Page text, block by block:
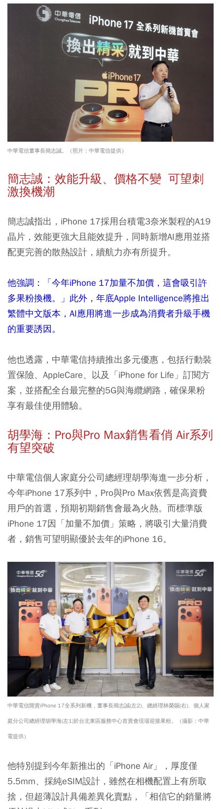
中華電信董事長簡志誠。（照片：中華電信提供）
簡志誠：效能升級、價格不變 可望刺
激換機潮
簡志誠指出，iPhone 17採用台積電3奈米製程的A19
晶片，效能更強大且能效提升，同時新增AI應用並搭
配更完善的散熱設計，續航力亦有所提升。
他強調：「今年iPhone 17加量不加價，這會吸引許
多果粉換機。」此外，年底Apple Intelligence將推出
繁體中文版本，AI應用將進一步成為消費者升級手機
的重要誘因。
他也透露，中華電信持續推出多元優惠，包括行動裝
置保險、AppleCare、以及「iPhone for Life」訂閱方
案，並搭配全台最完整的5G與海纜網路，確保果粉
享有最佳使用體驗。
胡學海：Pro與Pro Max銷售看俏 Air系列
有望突破
中華電信個人家庭分公司總經理胡學海進一步分析，
今年iPhone 17系列中，Pro與Pro Max依舊是高資費
用戶的首選，預期初期銷售會最為火熱。而標準版
iPhone 17因「加量不加價」策略，將吸引大量消費
者，銷售可望明顯優於去年的iPhone 16。
中華電信開賣iPhone 17全系列新機，董事長簡志誠(左2)、總經理林榮賜(右)、個人家
庭分公司總經理胡學海(左1)於台北東區服務中心首賣會現場迎接果粉。（攝影：中華
電提供）
他特別提到今年新推出的「iPhone Air」，厚度僅
5.5mm、採純eSIM設計，雖然在相機配置上有所取
捨，但超薄設計具備差異化賣點，「相信它的銷量將